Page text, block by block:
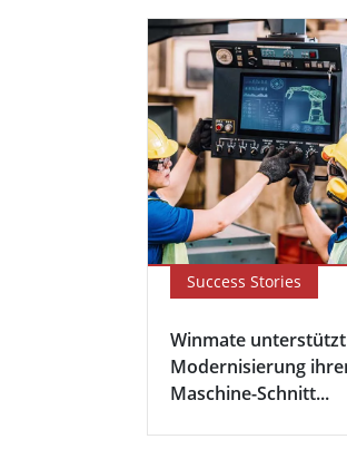
Success Stories
Winmate
Modernisierung
Maschine-Schnitt...